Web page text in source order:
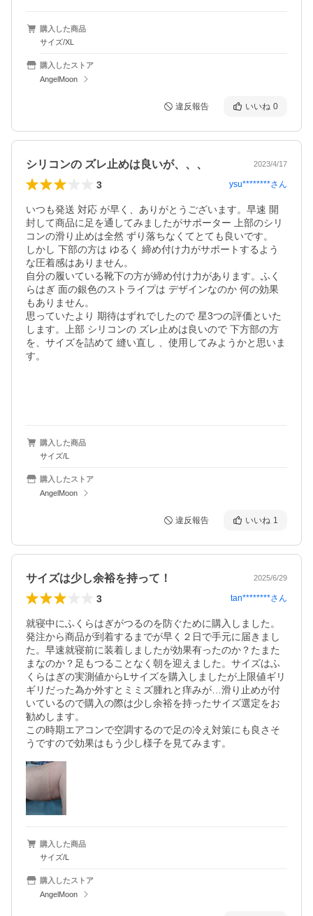
購入した商品
サイズ/XL
購入したストア
AngelMoon
違反報告 いいね 0
シリコンの ズレ止めは良いが、、、 2023/4/17
3 ysu********さん
いつも発送 対応 が早く、ありがとうございます。早速 開
封して商品に足を通してみましたがサポーター 上部のシリ
コンの滑り止めは全然 ずり落ちなくてとても良いです。
しかし 下部の方は ゆるく 締め付け力がサポートするよう
な圧着感はありません。
自分の履いている靴下の方が締め付け力があります。ふく
らはぎ 面の銀色のストライプは デザインなのか 何の効果
もありません。
思っていたより 期待はずれでしたので 星3つの評価といた
します。上部 シリコンの ズレ止めは良いので 下方部の方
を、サイズを詰めて 縫い直し 、使用してみようかと思いま
す。
購入した商品
サイズ/L
購入したストア
AngelMoon
違反報告 いいね 1
サイズは少し余裕を持って！ 2025/6/29
3 tan********さん
就寝中にふくらはぎがつるのを防ぐために購入しました。
発注から商品が到着するまでが早く２日で手元に届きまし
た。早速就寝前に装着しましたが効果有ったのか？たまた
まなのか？足もつることなく朝を迎えました。サイズはふ
くらはぎの実測値からLサイズを購入しましたが上限値ギリ
ギリだった為か外すとミミズ腫れと痒みが…滑り止めが付
いているので購入の際は少し余裕を持ったサイズ選定をお
勧めします。
この時期エアコンで空調するので足の冷え対策にも良さそ
うですので効果はもう少し様子を見てみます。
購入した商品
サイズ/L
購入したストア
AngelMoon